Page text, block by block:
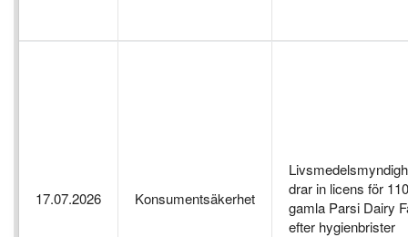
17.07.2026 Konsumentsäkerhet
drar in licens för
gamla Parsi Dairy
efter hygienbrister